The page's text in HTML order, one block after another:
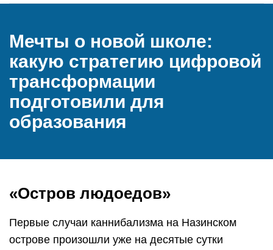
Мечты о новой школе:
какую стратегию цифровой
трансформации
подготовили для
образования
«Остров людоедов»
Первые случаи каннибализма на Назинском
острове произошли уже на десятые сутки